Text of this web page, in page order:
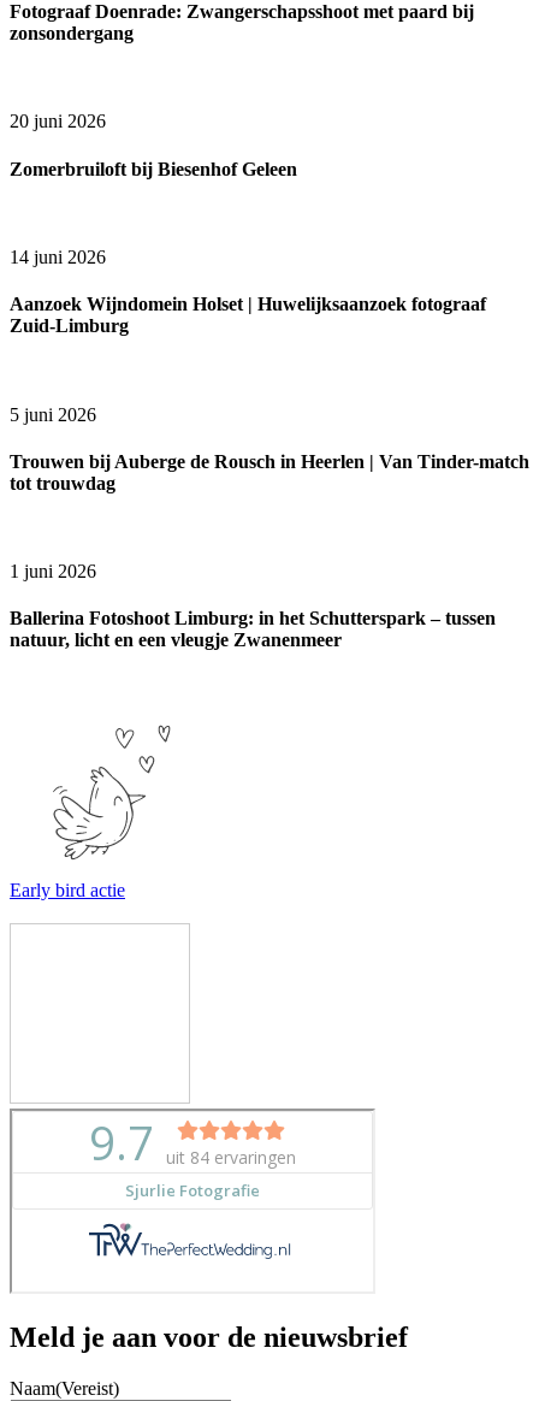
Fotograaf Doenrade: Zwangerschapsshoot met paard bij
zonsondergang
20 juni 2026
Zomerbruiloft bij Biesenhof Geleen
14 juni 2026
Aanzoek Wijndomein Holset | Huwelijksaanzoek fotograaf
Zuid-Limburg
5 juni 2026
Trouwen bij Auberge de Rousch in Heerlen | Van Tinder-match
tot trouwdag
1 juni 2026
Ballerina Fotoshoot Limburg: in het Schutterspark – tussen
natuur, licht en een vleugje Zwanenmeer
Early bird actie
Meld je aan voor de nieuwsbrief
Naam(Vereist)